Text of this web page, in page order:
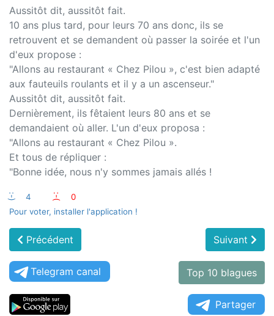
Aussitôt dit, aussitôt fait.
10 ans plus tard, pour leurs 70 ans donc, ils se
retrouvent et se demandent où passer la soirée et l'un
d'eux propose :
"Allons au restaurant « Chez Pilou », c'est bien adapté
aux fauteuils roulants et il y a un ascenseur."
Aussitôt dit, aussitôt fait.
Dernièrement, ils fêtaient leurs 80 ans et se
demandaient où aller. L'un d'eux proposa :
"Allons au restaurant « Chez Pilou ».
Et tous de répliquer :
"Bonne idée, nous n'y sommes jamais allés !
:-) 4 :-(
0
Pour voter, installer l'application !
Précédent Suivant
Telegram canal Top 10 blagues
Partager